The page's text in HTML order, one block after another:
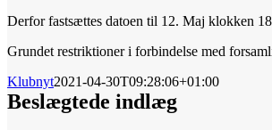
Derfor fastsættes datoen til 12. Maj klokken
Grundet restriktioner i forbindelse med
Klubnyt2021-04-30T09:28:06+01:00
Beslægtede indlæg